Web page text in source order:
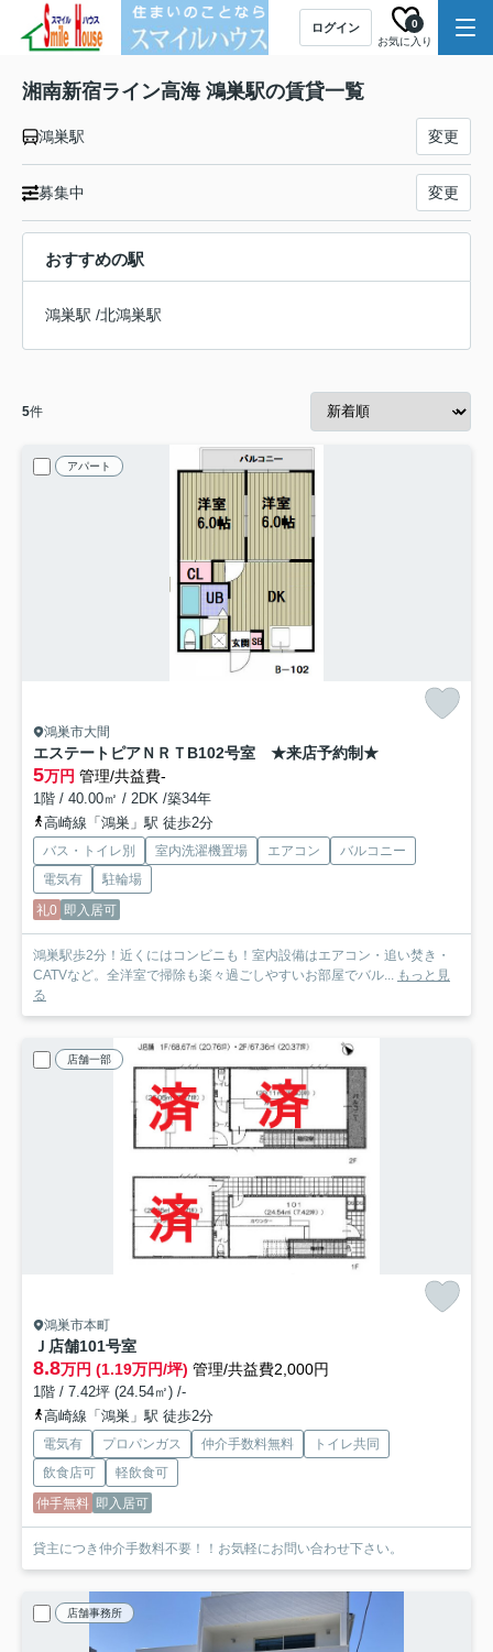
ログイン
お気に入り
0
湘南新宿ライン高海 鴻巣駅の賃貸一覧
鴻巣駅 変更
募集中 変更
おすすめの駅
鴻巣駅 /北鴻巣駅
5件
アパート
鴻巣市大間
エステートピアＮＲＴ B102号室 ★来店予約制★
5万円 管理/共益費-
1階 / 40.00㎡ / 2DK /築34年
高崎線「鴻巣」駅 徒歩2分
バス・トイレ別 室内洗濯機置場 エアコン
バルコニー
電気有
駐輪場
礼0 即入居可
鴻巣駅歩2分！近くにはコンビニも！室内設備はエアコン・追い焚き・
CATVなど。全洋室で掃除も楽々過ごしやすいお部屋でバル... もっと見
る
店舗一部
鴻巣市本町
Ｊ店舗101号室
8.8万円 (1.19万円/坪) 管理/共益費2,000円
1階 / 7.42坪 (24.54㎡) /-
高崎線「鴻巣」駅 徒歩2分
電気有 プロパンガス 仲介手数料無料
トイレ共同
飲食店可
軽飲食可
仲手無料 即入居可
貸主につき仲介手数料不要！！お気軽にお問い合わせ下さい。
店舗事務所